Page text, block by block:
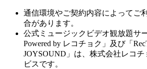
通信環境やご契約内容によってご
合があります。
公式ミュージックビデオ観放題サ
Powered by レコチョク」及び「
JOYSOUND」は、株式会社レコ
ビスです。